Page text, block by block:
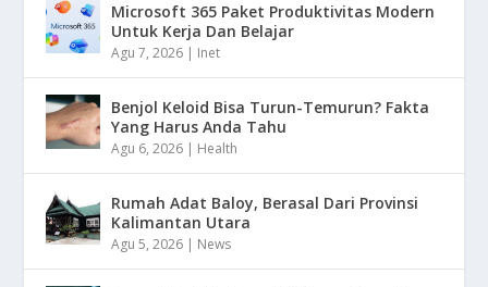
Microsoft 365 Paket Produktivitas Modern
Untuk Kerja Dan Belajar
Agu 7, 2026 | Inet
Benjol Keloid Bisa Turun-Temurun? Fakta
Yang Harus Anda Tahu
Agu 6, 2026 | Health
Rumah Adat Baloy, Berasal Dari Provinsi
Kalimantan Utara
Agu 5, 2026 | News